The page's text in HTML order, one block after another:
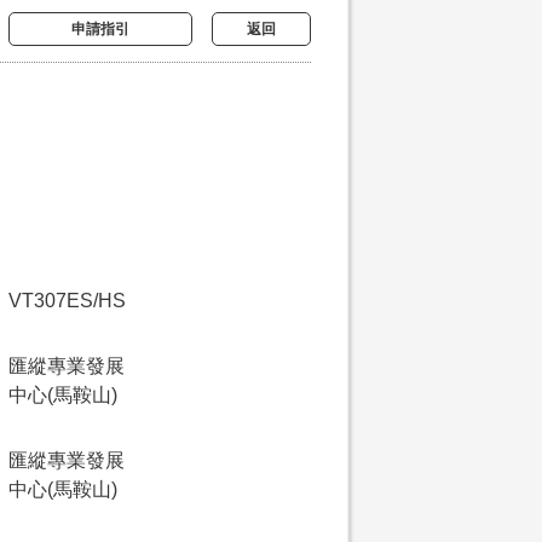
申請指引 返回
VT307ES/HS
匯縱專業發展
中心(馬鞍山)
匯縱專業發展
中心(馬鞍山)